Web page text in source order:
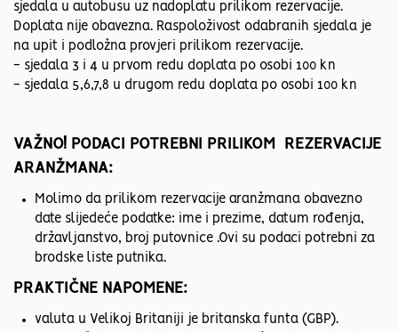
sjedala u autobusu uz nadoplatu prilikom rezervacije.
Doplata nije obavezna. Raspoloživost odabranih sjedala je
na upit i podložna provjeri prilikom rezervacije.
- sjedala 3 i 4 u prvom redu doplata po osobi 100 kn
- sjedala 5,6,7,8 u drugom redu doplata po osobi 100 kn
VAŽNO! PODACI POTREBNI PRILIKOM REZERVACIJE
ARANŽMANA:
Molimo da prilikom rezervacije aranžmana obavezno
date slijedeće podatke: ime i prezime, datum rođenja,
državljanstvo, broj putovnice .Ovi su podaci potrebni za
brodske liste putnika.
PRAKTIČNE NAPOMENE:
valuta u Velikoj Britaniji je britanska funta (GBP).